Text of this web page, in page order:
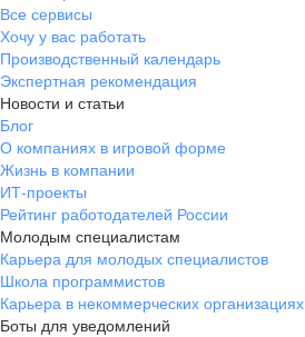
Все сервисы
Хочу у вас работать
Производственный календарь
Экспертная рекомендация
Новости и статьи
Блог
О компаниях в игровой форме
Жизнь в компании
ИТ-проекты
Рейтинг работодателей России
Молодым специалистам
Карьера для молодых специалистов
Школа программистов
Карьера в некоммерческих организациях
Боты для уведомлений